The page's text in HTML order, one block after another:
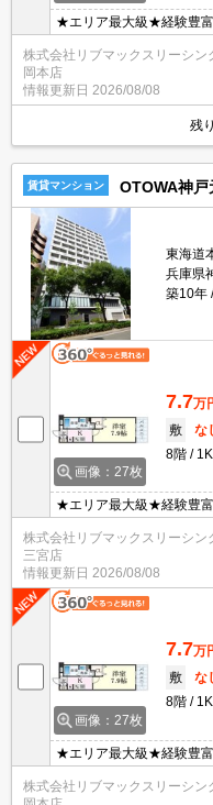
★エリア最大級★経験豊富
望がありましたらお申し
能！オンライン内覧・オ
問題ありません♪弊社では
可能になりますので気に
株式会社リブマックスリーシン
岡本店
情報更新日 2026/08/08
残
賃貸マンション OTOWA神戸
東海道
兵庫県
築10年
画像：27枚
7.7万
敷
な
8階
1K
★エリア最大級★経験豊富
能！オンライン内覧・オ
問題ありません♪弊社では
可能になりますので気に
株式会社リブマックスリーシン
三宮店
情報更新日 2026/08/08
画像：27枚
7.7万
敷
な
8階
1K
★エリア最大級★経験豊富
望がありましたらお申し
能！オンライン内覧・オ
株式会社リブマックスリーシン